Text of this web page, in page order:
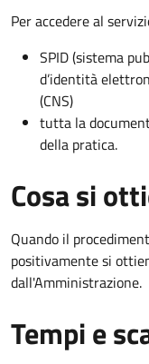
Per accedere al
SPID (sistema
d’identità
(CNS)
tutta la
della pratica.
Cosa si
Quando il
positivamente si
dall'Amministrazione.
Tempi e